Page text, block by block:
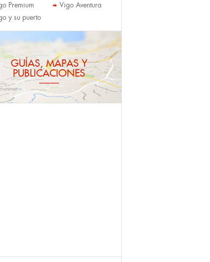
Premium
Vigo Aventura
y su puerto
GUÍAS, MAPAS Y
PUBLICACIONES